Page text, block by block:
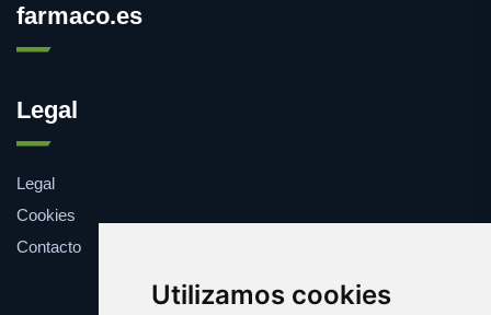
Utilizamos cookies
farmaco.es
Legal
Legal
Cookies
Contacto